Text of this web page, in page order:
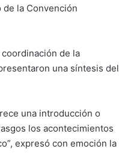
la Convención
de la
una síntesis del
una introducción o
los acontecimientos
expresó con emoción la